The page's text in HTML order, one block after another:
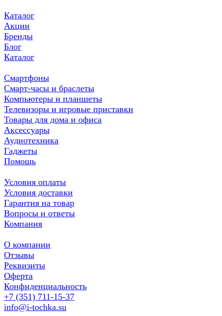
Каталог
Акции
Бренды
Блог
Каталог
Смартфоны
Смарт-часы и браслеты
Компьютеры и планшеты
Телевизоры и игровые приставки
Товары для дома и офиса
Аксессуары
Аудиотехника
Гаджеты
Помощь
Условия оплаты
Условия доставки
Гарантия на товар
Вопросы и ответы
Компания
О компании
Отзывы
Реквизиты
Оферта
Конфиденциальность
+7 (351) 711-15-37
info@i-tochka.su